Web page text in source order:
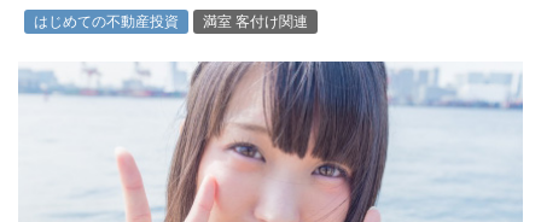
はじめての不動産投資 満室 客付け関連